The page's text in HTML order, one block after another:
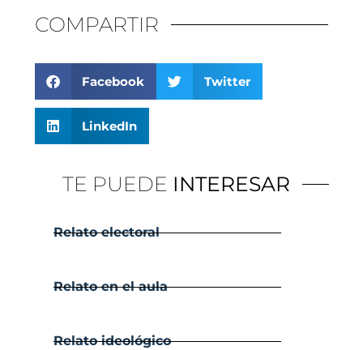
COMPARTIR
Facebook Twitter
LinkedIn
TE PUEDE INTERESAR
Relato electoral
Relato en el aula
Relato ideológico